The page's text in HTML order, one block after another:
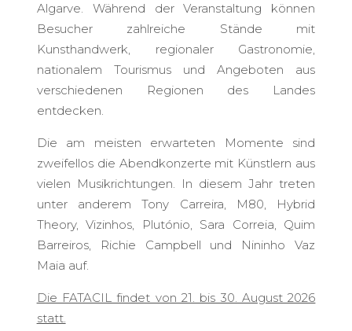
Algarve. Während der Veranstaltung können
Besucher zahlreiche Stände mit
Kunsthandwerk, regionaler Gastronomie,
nationalem Tourismus und Angeboten aus
verschiedenen Regionen des Landes
entdecken.
Die am meisten erwarteten Momente sind
zweifellos die Abendkonzerte mit Künstlern aus
vielen Musikrichtungen. In diesem Jahr treten
unter anderem Tony Carreira, M80, Hybrid
Theory, Vizinhos, Plutónio, Sara Correia, Quim
Barreiros, Richie Campbell und Nininho Vaz
Maia auf.
Die FATACIL findet von 21. bis 30. August 2026
statt.